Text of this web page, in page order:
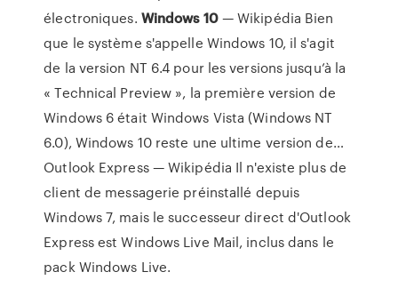
électroniques. Windows 10— Wikipédia Bien
que le système s'appelle Windows 10, il s'agit
de la version NT 6.4 pour les versions jusqu’à la
« Technical Preview », la première version de
Windows 6 était Windows Vista (Windows NT
6.0), Windows 10 reste une ultime version de…
Outlook Express — Wikipédia Il n'existe plus de
client de messagerie préinstallé depuis
Windows 7, mais le successeur direct d'Outlook
Express est Windows Live Mail, inclus dans le
pack Windows Live.